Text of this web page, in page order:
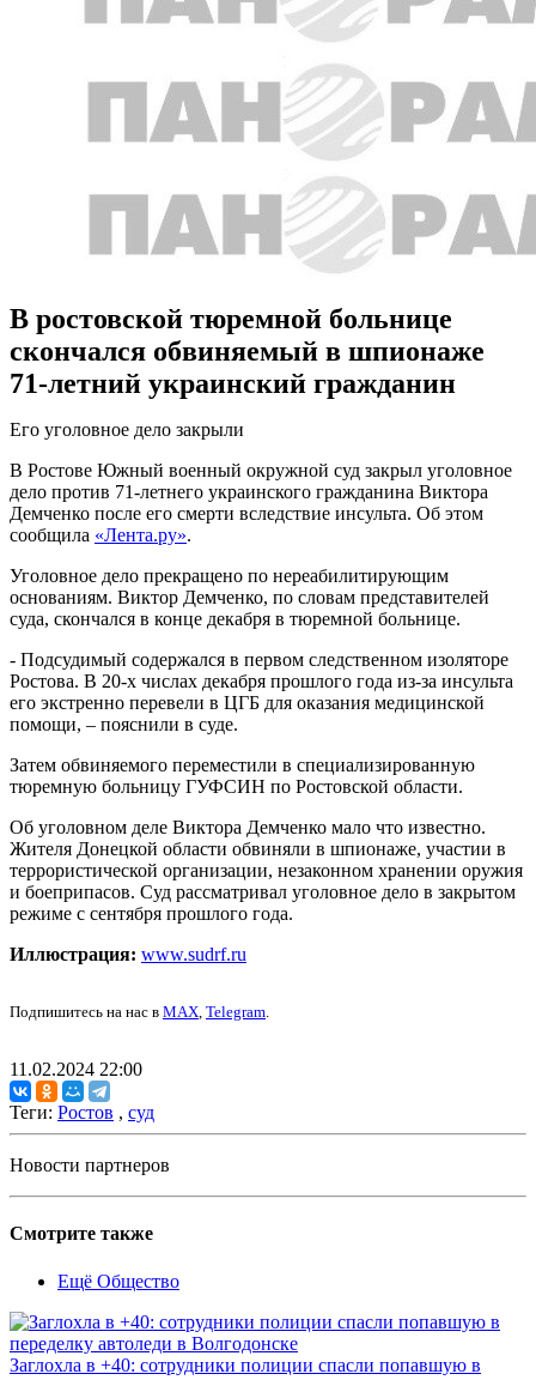
В ростовской тюремной больнице
скончался обвиняемый в шпионаже
71-летний украинский гражданин
Его уголовное дело закрыли
В Ростове Южный военный окружной суд закрыл уголовное
дело против 71-летнего украинского гражданина Виктора
Демченко после его смерти вследствие инсульта. Об этом
сообщила «Лента.ру».
Уголовное дело прекращено по нереабилитирующим
основаниям. Виктор Демченко, по словам представителей
суда, скончался в конце декабря в тюремной больнице.
- Подсудимый содержался в первом следственном изоляторе
Ростова. В 20-х числах декабря прошлого года из-за инсульта
его экстренно перевели в ЦГБ для оказания медицинской
помощи, – пояснили в суде.
Затем обвиняемого переместили в специализированную
тюремную больницу ГУФСИН по Ростовской области.
Об уголовном деле Виктора Демченко мало что известно.
Жителя Донецкой области обвиняли в шпионаже, участии в
террористической организации, незаконном хранении оружия
и боеприпасов. Суд рассматривал уголовное дело в закрытом
режиме с сентября прошлого года.
Иллюстрация: www.sudrf.ru
Подпишитесь на нас в MAX, Telegram.
11.02.2024 22:00
Теги: Ростов , суд
Новости партнеров
Смотрите также
Ещё Общество
Заглохла в +40: сотрудники полиции спасли попавшую в